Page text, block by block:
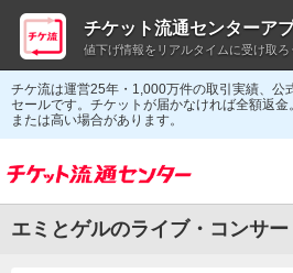
チケ流は運営25年・1,000万件の取引実績、公
セールです。チケットが届かなければ全額返
または高い場合があります。
エミとゲルのライブ・コンサ
チケット流通センターア
値下げ情報をリアルタイムに受け取ろ